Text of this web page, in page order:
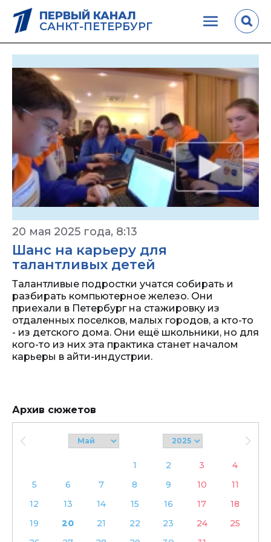
ПЕРВЫЙ КАНАЛ
САНКТ-ПЕТЕРБУРГ
20 мая 2025 года, 8:13
Шанс на карьеру для
талантливых детей
Талантливые подростки учатся собирать и
разбирать компьютерное железо. Они
приехали в Петербург на стажировку из
отдаленных поселков, малых городов, а кто-то
- из детского дома. Они ещё школьники, но для
кого-то из них эта практика станет началом
карьеры в айти-индустрии.
Архив сюжетов
1 2 3
4
5
6 7 8 9 10
11
12
13 14 15 16 17
18
19
20 21 22 23 24
25